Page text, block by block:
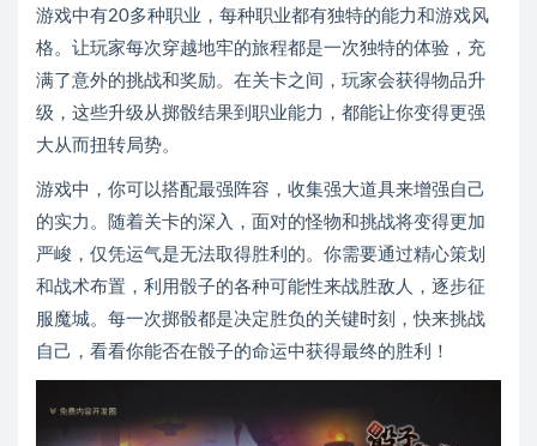
游戏中有20多种职业，每种职业都有独特的能力和游戏风
格。让玩家每次穿越地牢的旅程都是一次独特的体验，充
满了意外的挑战和奖励。在关卡之间，玩家会获得物品升
级，这些升级从掷骰结果到职业能力，都能让你变得更强
大从而扭转局势。
游戏中，你可以搭配最强阵容，收集强大道具来增强自己
的实力。随着关卡的深入，面对的怪物和挑战将变得更加
严峻，仅凭运气是无法取得胜利的。你需要通过精心策划
和战术布置，利用骰子的各种可能性来战胜敌人，逐步征
服魔城。每一次掷骰都是决定胜负的关键时刻，快来挑战
自己，看看你能否在骰子的命运中获得最终的胜利！